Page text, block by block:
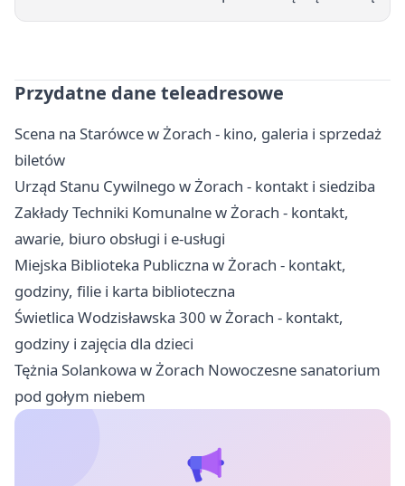
Przydatne dane teleadresowe
Scena na Starówce w Żorach - kino, galeria i sprzedaż
biletów
Urząd Stanu Cywilnego w Żorach - kontakt i siedziba
Zakłady Techniki Komunalne w Żorach - kontakt,
awarie, biuro obsługi i e-usługi
Miejska Biblioteka Publiczna w Żorach - kontakt,
godziny, filie i karta biblioteczna
Świetlica Wodzisławska 300 w Żorach - kontakt,
godziny i zajęcia dla dzieci
Tężnia Solankowa w Żorach Nowoczesne sanatorium
pod gołym niebem